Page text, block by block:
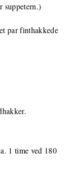
suppetern.)
par finthakkede
1 time ved 180